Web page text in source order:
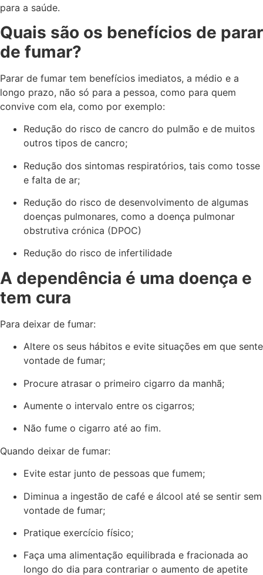
para a saúde.
Quais são os benefícios de parar
de fumar?
Parar de fumar tem benefícios imediatos, a médio e a
longo prazo, não só para a pessoa, como para quem
convive com ela, como por exemplo:
Redução do risco de cancro do pulmão e de muitos
outros tipos de cancro;
Redução dos sintomas respiratórios, tais como tosse
e falta de ar;
Redução do risco de desenvolvimento de algumas
doenças pulmonares, como a doença pulmonar
obstrutiva crónica (DPOC)
Redução do risco de infertilidade
A dependência é uma doença e
tem cura
Para deixar de fumar:
Altere os seus hábitos e evite situações em que sente
vontade de fumar;
Procure atrasar o primeiro cigarro da manhã;
Aumente o intervalo entre os cigarros;
Não fume o cigarro até ao fim.
Quando deixar de fumar:
Evite estar junto de pessoas que fumem;
Diminua a ingestão de café e álcool até se sentir sem
vontade de fumar;
Pratique exercício físico;
Faça uma alimentação equilibrada e fracionada ao
longo do dia para contrariar o aumento de apetite